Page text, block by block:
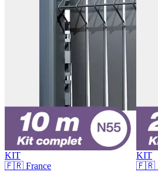
KIT
🇫🇷 France
KIT
🇫🇷